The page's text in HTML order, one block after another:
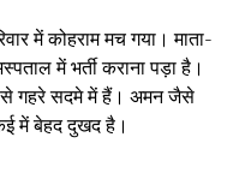
में कोहराम मच गया। माता-
में भर्ती कराना पड़ा है।
से गहरे सदमे में हैं। अमन जैसे
में बेहद दुखद है।